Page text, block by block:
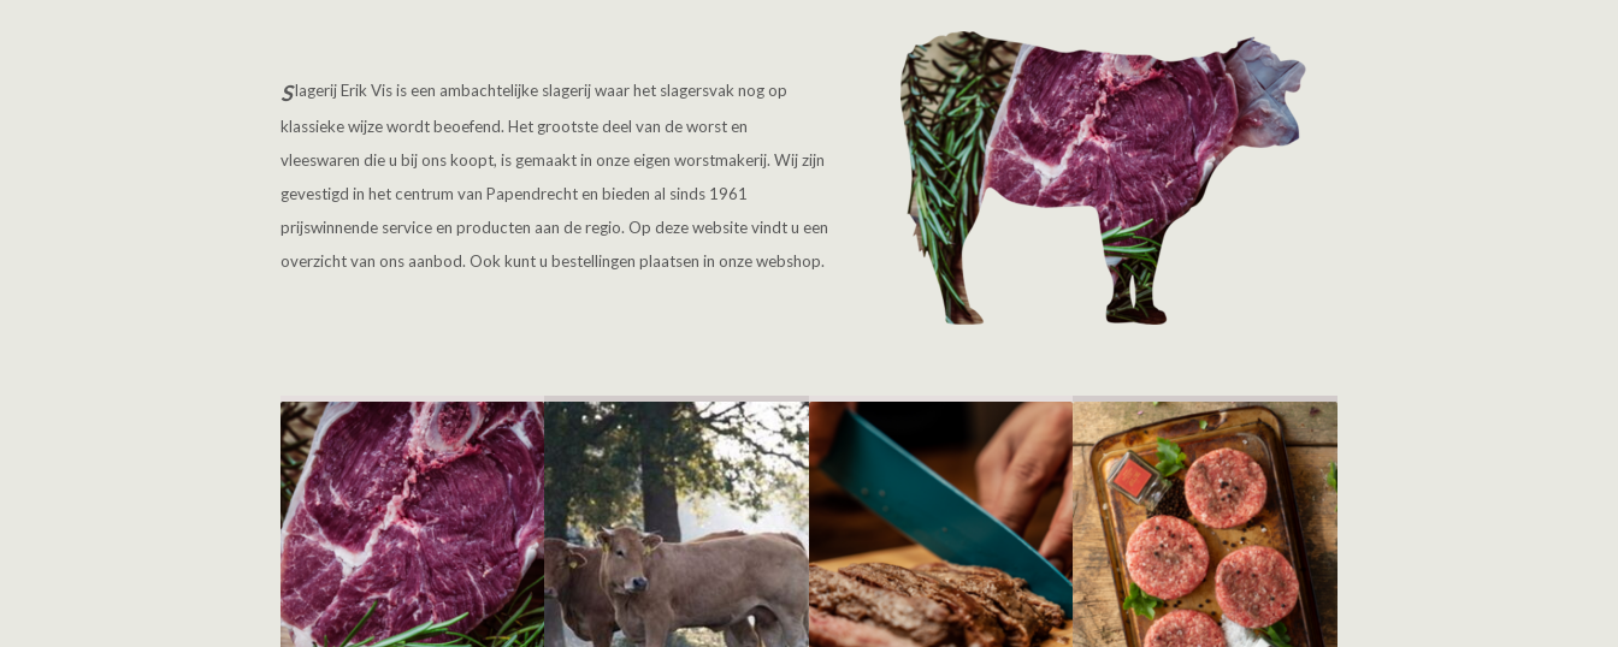
Slagerij Erik Vis is een ambachtelijke slagerij waar het slagersvak nog op
klassieke wijze wordt beoefend. Het grootste deel van de worst en
vleeswaren die u bij ons koopt, is gemaakt in onze eigen worstmakerij. Wij zijn
gevestigd in het centrum van Papendrecht en bieden al sinds 1961
prijswinnende service en producten aan de regio. Op deze website vindt u een
overzicht van ons aanbod. Ook kunt u bestellingen plaatsen in onze webshop.